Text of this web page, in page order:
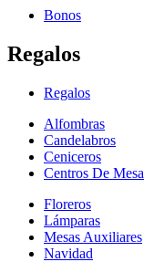
Bonos
Regalos
Regalos
Alfombras
Candelabros
Ceniceros
Centros De Mesa
Floreros
Lámparas
Mesas Auxiliares
Navidad